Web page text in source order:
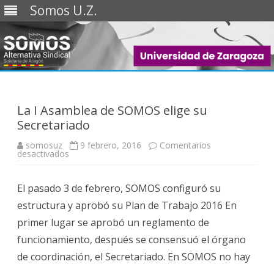
Somos U.Z.
Saltar
La I Asamblea de SOMOS elige su
Secretariado
somosuz 9 febrero, 2016 Comentarios
desactivadosen
de
SOMOS
elige
su
Secretariado
El pasado 3 de febrero, SOMOS configuró su
estructura y aprobó su Plan de Trabajo 2016 En
primer lugar se aprobó un reglamento de
funcionamiento, después se consensuó el órgano
de coordinación, el Secretariado. En SOMOS no hay